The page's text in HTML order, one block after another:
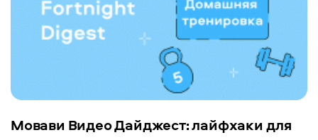
Мовави Видео Дайджест: лайфхаки для